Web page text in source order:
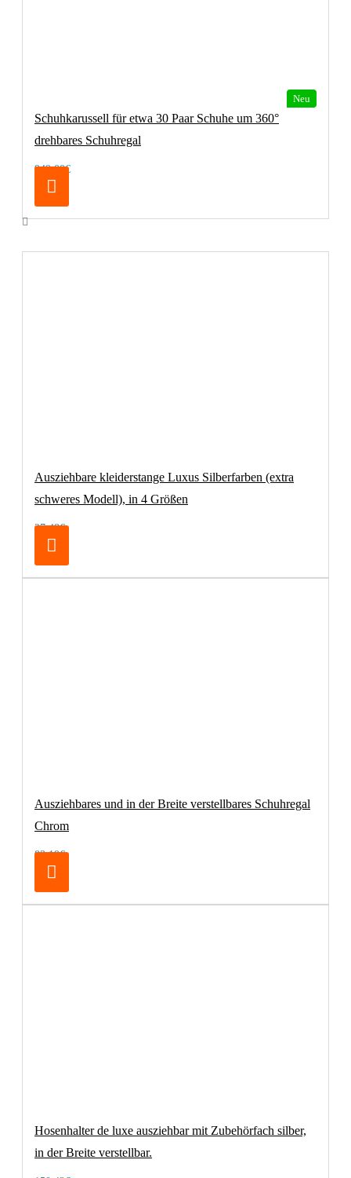
Neu
Schuhkarussell für etwa 30 Paar Schuhe um 360°
drehbares Schuhregal
949,00€
Ausziehbare kleiderstange Luxus Silberfarben (extra
schweres Modell), in 4 Größen
27,48€
Ausziehbares und in der Breite verstellbares Schuhregal
Chrom
83,19€
Hosenhalter de luxe ausziehbar mit Zubehörfach silber,
in der Breite verstellbar.